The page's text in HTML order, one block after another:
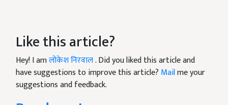
Like this article?
Hey! I amलोकेश निरवाल. Did you liked this article and
have suggestions to improve this article? Mailme your
suggestions and feedback.